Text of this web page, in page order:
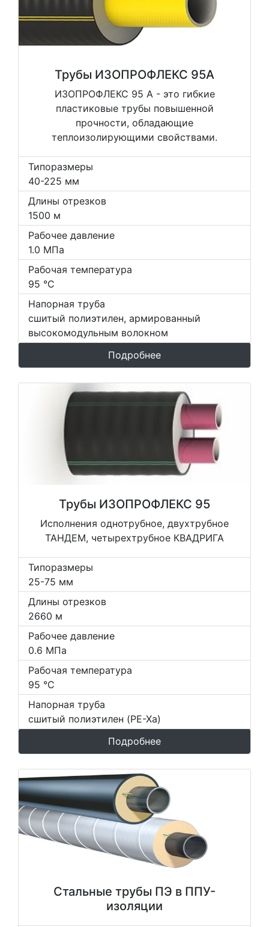
Трубы ИЗОПРОФЛЕКС 95А
ИЗОПРОФЛЕКС 95 А - это гибкие
пластиковые трубы повышенной
прочности, обладающие
теплоизолирующими свойствами.
Типоразмеры
40-225 мм
Длины отрезков
1500 м
Рабочее давление
1.0 МПа
Рабочая температура
95 °С
Напорная труба
сшитый полиэтилен, армированный
высокомодульным волокном
Подробнее
Трубы ИЗОПРОФЛЕКС 95
Исполнения однотрубное, двухтрубное
ТАНДЕМ, четырехтрубное КВАДРИГА
Типоразмеры
25-75 мм
Длины отрезков
2660 м
Рабочее давление
0.6 МПа
Рабочая температура
95 °С
Напорная труба
сшитый полиэтилен (PE-Xa)
Подробнее
Стальные трубы ПЭ в ППУ-
изоляции